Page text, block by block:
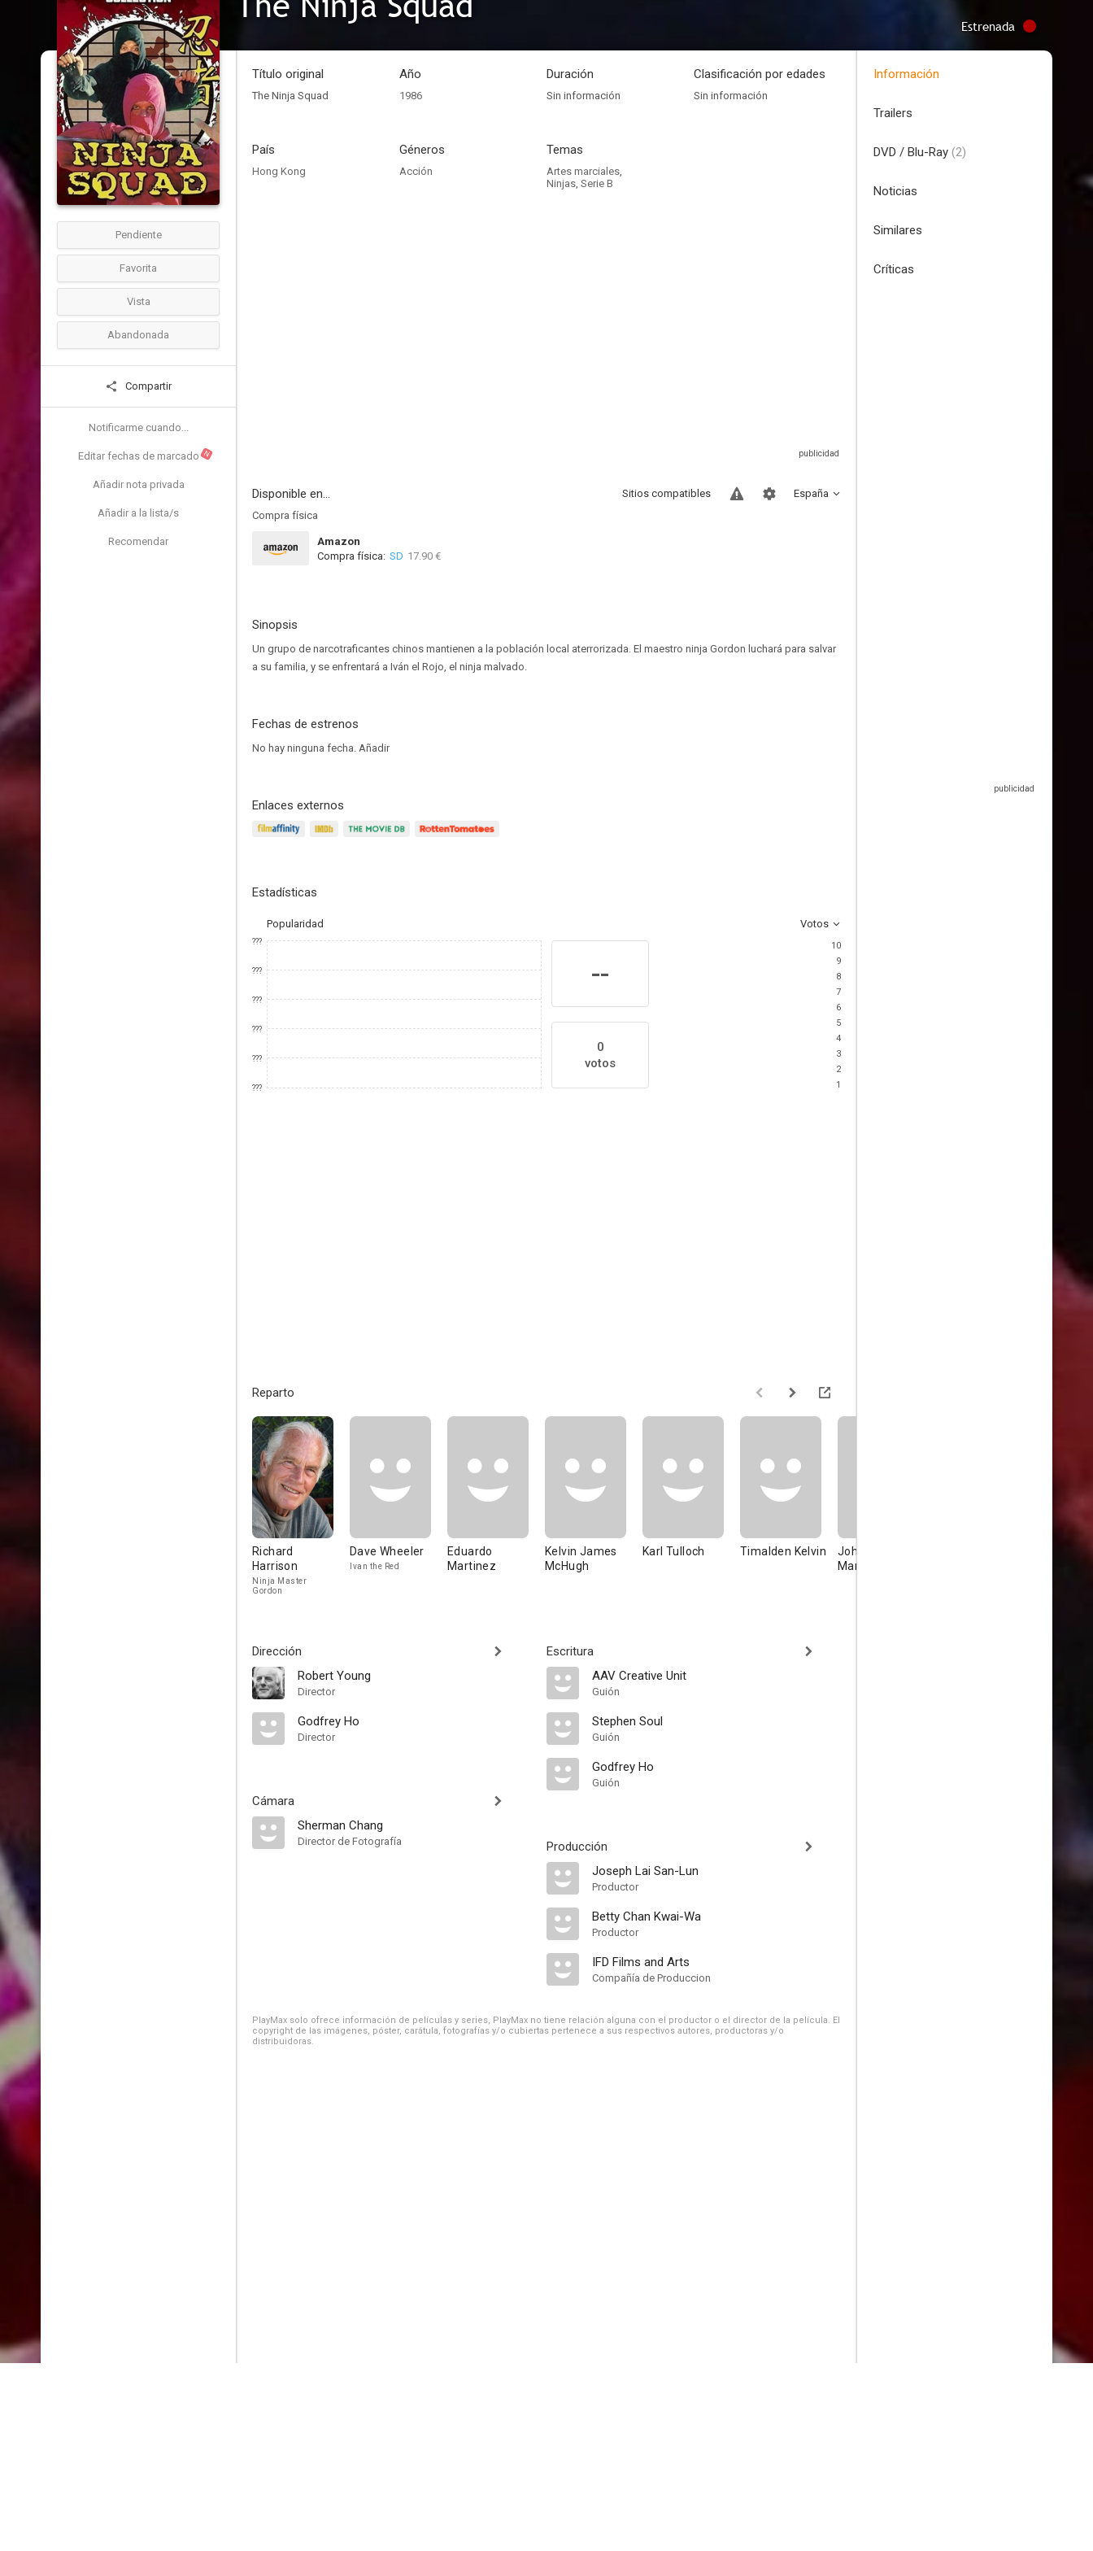
Estrenada
Pendiente
Favorita
Vista
Abandonada
Compartir
Notificarme cuando...
Editar fechas de marcado N
Añadir nota privada
Añadir a la lista/s
Recomendar
Título original
The Ninja Squad
Año
1986
Duración
Sin información
Clasificación por edades
Sin información
País
Hong Kong
Géneros
Acción
Temas
Artes marciales,
Ninjas, Serie B
Disponible en... España
Sitios compatibles
Compra física
Amazon
Compra física: SD 17.90 €
Sinopsis
Un grupo de narcotraficantes chinos mantienen a la población local aterrorizada. El maestro ninja Gordon luchará para salvar
a su familia, y se enfrentará a Iván el Rojo, el ninja malvado.
Fechas de estrenos
No hay ninguna fecha. Añadir
Enlaces externos
Estadísticas
Popularidad Votos
???
???
???
???
???
???
--
0
votos
10
9
8
7
6
5
4
3
2
1
Reparto
Richard
Harrison
Ninja Master
Gordon
Dave Wheeler
Ivan the Red
Eduardo
Martinez
Kelvin James
McHugh
Karl Tulloch Timalden Kelvin
John M.
Marshall
Dirección
Robert Young
Director
Godfrey Ho
Director
Cámara
Sherman Chang
Director de Fotografía
Escritura
AAV Creative Unit
Guión
Stephen Soul
Guión
Godfrey Ho
Guión
Producción
Joseph Lai San-Lun
Productor
Betty Chan Kwai-Wa
Productor
IFD Films and Arts
Compañía de Produccion
PlayMax solo ofrece información de películas y series, PlayMax no tiene relación alguna con el productor o el director de la película. El
copyright de las imágenes, póster, carátula, fotografías y/o cubiertas pertenece a sus respectivos autores, productoras y/o
distribuidoras.
Información
Trailers
DVD / Blu-Ray (2)
Noticias
Similares
Críticas